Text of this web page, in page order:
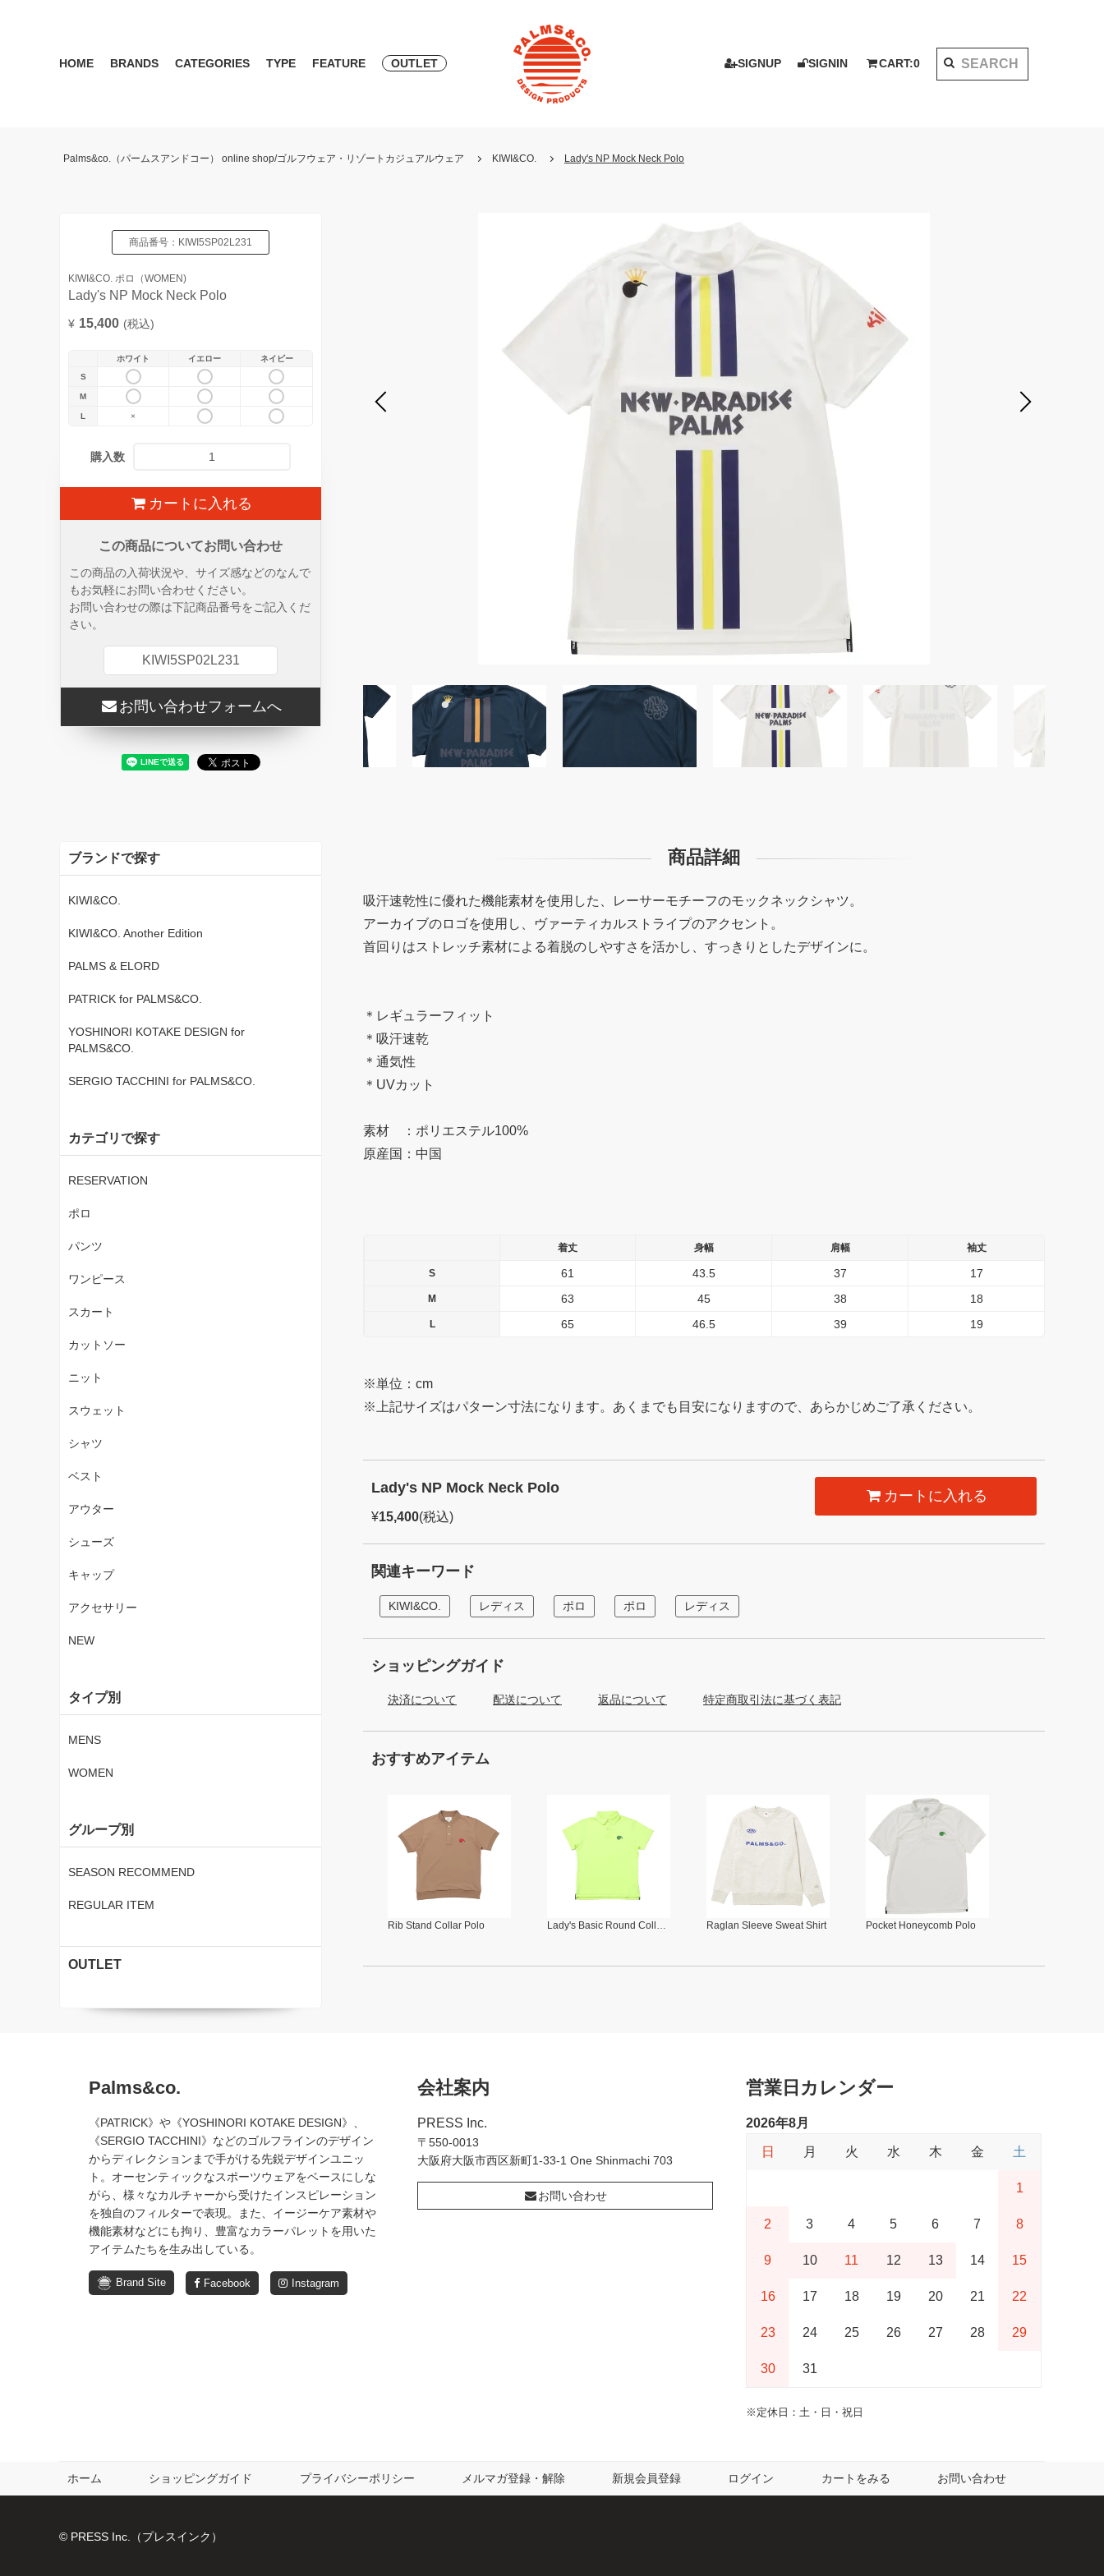
HOME BRANDS CATEGORIES TYPE FEATURE OUTLET SIGNUP SIGNIN CART:0
Palms&co.（パームスアンドコー） online shop/ゴルフウェア・リゾートカジュアルウェア KIWI&CO. Lady's NP Mock Neck Polo
商品番号： KIWI5SP02L231
KIWI&CO. ポロ（WOMEN)
Lady's NP Mock Neck Polo
¥ 15,400 (税込)
ホワイト イエロー
ネイビー
S
M
L ×
購入数
カートに入れる
この商品についてお問い合わせ
この商品の入荷状況や、サイズ感などのなんで
もお気軽にお問い合わせください。
お問い合わせの際は下記商品番号をご記入くだ
さい。
KIWI5SP02L231
お問い合わせフォームへ
商品詳細
吸汗速乾性に優れた機能素材を使用した、レーサーモチーフのモックネックシャツ。
アーカイブのロゴを使用し、ヴァーティカルストライプのアクセント。
首回りはストレッチ素材による着脱のしやすさを活かし、すっきりとしたデザインに。
＊レギュラーフィット
＊吸汗速乾
＊通気性
＊UVカット
素材 ：ポリエステル100%
原産国：中国
着丈 身幅 肩幅 袖丈
S 61 43.5 37 17
M 63 45 38 18
L 65 46.5 39 19
※単位：cm
※上記サイズはパターン寸法になります。あくまでも目安になりますので、あらかじめご了承ください。
Lady's NP Mock Neck Polo
¥15,400(税込)
カートに入れる
関連キーワード
KIWI&CO. レディス ポロ ポロ レディス
ショッピングガイド
決済について 配送について 返品について 特定商取引法に基づく表記
おすすめアイテム
Rib Stand Collar Polo Lady's Basic Round Collar Polo Raglan Sleeve Sweat Shirt Pocket Honeycomb Polo
ブランドで探す
KIWI&CO.
KIWI&CO. Another Edition
PALMS & ELORD
PATRICK for PALMS&CO.
YOSHINORI KOTAKE DESIGN for
PALMS&CO.
SERGIO TACCHINI for PALMS&CO.
カテゴリで探す
RESERVATION
ポロ
パンツ
ワンピース
スカート
カットソー
ニット
スウェット
シャツ
ベスト
アウター
シューズ
キャップ
アクセサリー
NEW
タイプ別
MENS
WOMEN
グループ別
SEASON RECOMMEND
REGULAR ITEM
OUTLET
Palms&co.
《PATRICK》や《YOSHINORI KOTAKE DESIGN》、
《SERGIO TACCHINI》などのゴルフラインのデザイン
からディレクションまで手がける先鋭デザインユニッ
ト。オーセンティックなスポーツウェアをベースにしな
がら、様々なカルチャーから受けたインスピレーション
を独自のフィルターで表現。また、イージーケア素材や
機能素材などにも拘り、豊富なカラーパレットを用いた
アイテムたちを生み出している。
Brand Site Facebook Instagram
会社案内
PRESS Inc.
〒550-0013
大阪府大阪市西区新町1-33-1 One Shinmachi 703
お問い合わせ
営業日カレンダー
2026年8月
日 月 火 水 木 金 土
1
2 3 4 5 6 7 8
9 10 11 12 13 14 15
16 17 18 19 20 21 22
23 24 25 26 27 28 29
30 31
※定休日：土・日・祝日
ホーム ショッピングガイド プライバシーポリシー メルマガ登録・解除 新規会員登録 ログイン カートをみる お問い合わせ
© PRESS Inc.（プレスインク）